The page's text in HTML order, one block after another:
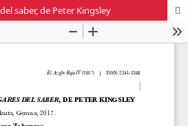
saber, de Peter Kingsley